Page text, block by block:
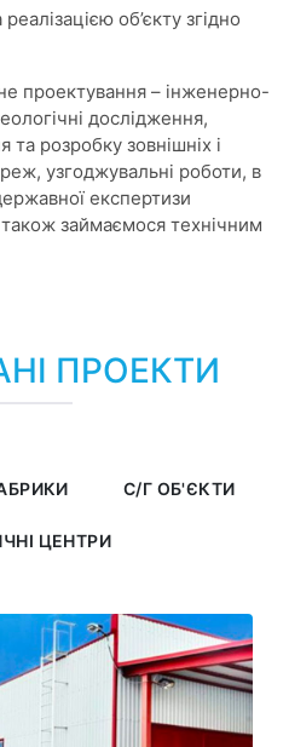
об’єкту згідно
проектування – інженерно-
дослідження,
та розробку зовнішніх і
узгоджувальні роботи, в
експертизи
займаємося технічним
ПРОЕКТИ
С/Г ОБ'ЄКТИ
ЦЕНТРИ